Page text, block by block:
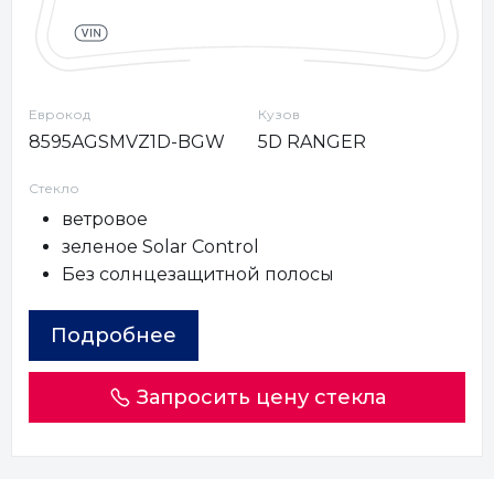
Еврокод
8595AGSMVZ1D-BGW
Кузов
5D RANGER
Стекло
ветровое
зеленое Solar Control
Без солнцезащитной полосы
Подробнее
Запросить цену стекла